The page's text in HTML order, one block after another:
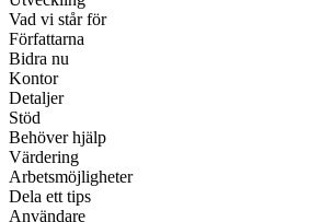
Vad vi står för
Författarna
Bidra nu
Kontor
Detaljer
Stöd
Behöver hjälp
Värdering
Arbetsmöjligheter
Dela ett tips
Användare